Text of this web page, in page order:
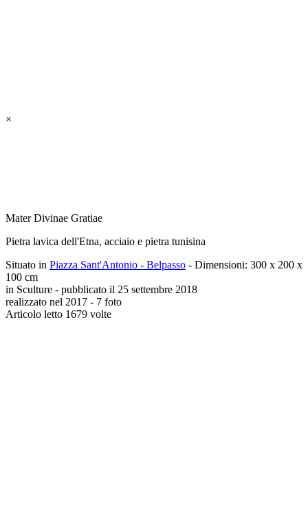
×
Mater Divinae Gratiae
Pietra lavica dell'Etna, acciaio e pietra tunisina
Situato in Piazza Sant'Antonio - Belpasso - Dimensioni: 300 x 200 x
100 cm
in Sculture - pubblicato il 25 settembre 2018
realizzato nel 2017 - 7 foto
Articolo letto 1679 volte